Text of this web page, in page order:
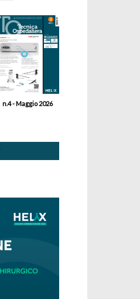
n.4 - Maggio 2026